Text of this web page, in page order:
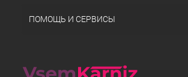
ПОМОЩЬ И СЕРВИСЫ